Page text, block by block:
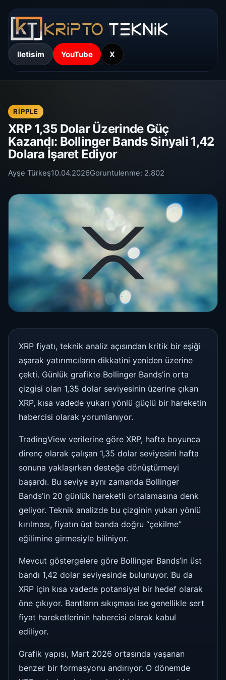
Iletisim YouTube X
RIPPLE
XRP 1,35 Dolar Üzerinde Güç
Kazandı: Bollinger Bands Sinyali 1,42
Dolara İşaret Ediyor
Ayşe Türkeş10.04.2026Goruntulenme: 2.802
XRP fiyatı, teknik analiz açısından kritik bir eşiği
aşarak yatırımcıların dikkatini yeniden üzerine
çekti. Günlük grafikte Bollinger Bands’in orta
çizgisi olan 1,35 dolar seviyesinin üzerine çıkan
XRP, kısa vadede yukarı yönlü güçlü bir hareketin
habercisi olarak yorumlanıyor.
TradingView verilerine göre XRP, hafta boyunca
direnç olarak çalışan 1,35 dolar seviyesini hafta
sonuna yaklaşırken desteğe dönüştürmeyi
başardı. Bu seviye aynı zamanda Bollinger
Bands’in 20 günlük hareketli ortalamasına denk
geliyor. Teknik analizde bu çizginin yukarı yönlü
kırılması, fiyatın üst banda doğru “çekilme”
eğilimine girmesiyle biliniyor.
Mevcut göstergelere göre Bollinger Bands’in üst
bandı 1,42 dolar seviyesinde bulunuyor. Bu da
XRP için kısa vadede potansiyel bir hedef olarak
öne çıkıyor. Bantların sıkışması ise genellikle sert
fiyat hareketlerinin habercisi olarak kabul
ediliyor.
Grafik yapısı, Mart 2026 ortasında yaşanan
benzer bir formasyonu andırıyor. O dönemde